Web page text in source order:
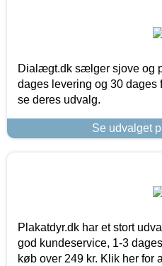
Dialægt.dk sælger sjove og
dages levering og 30 dages
se deres udvalg.
Se udvalget
Plakatdyr.dk har et stort
god kundeservice, 1-3
køb over 249 kr. Klik her for